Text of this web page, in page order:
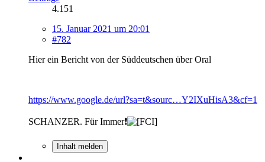
4.151
15. Januar 2021 um 20:01
#782
Hier ein Bericht von der Süddeutschen über Oral
https://www.google.de/url?sa=t&sourc…Y2IXuHisA3&cf=1
SCHANZER. Für Immer❗
Inhalt melden